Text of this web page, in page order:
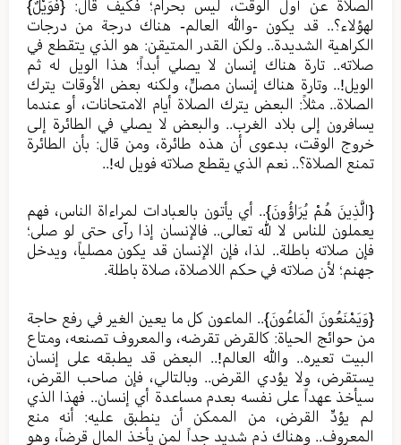
الصلاة عن أول الوقت، ليس بحرام؛ فكيف قال: {فَوَيْلٌ}
لهؤلاء؟.. قد يكون -والله العالم- هناك درجة من درجات
الكراهية الشديدة.. ولكن القدر المتيقن: هو الذي يتقطع في
صلاته.. تارة هناك إنسان لا يصلي أبداً؛ هذا الويل له ثم
الويل!.. وتارة هناك إنسان مصلٍّ، ولكنه بعض الأوقات يترك
الصلاة.. مثلاً: البعض يترك الصلاة أيام الامتحانات، أو عندما
يسافرون إلى بلاد الغرب.. والبعض لا يصلي في الطائرة إلى
خروج الوقت، بدعوى أن هذه طائرة، ومن قال: بأن الطائرة
تمنع الصلاة؟.. نعم الذي يقطع صلاته فويل له!..
{الَّذِينَ هُمْ يُرَاؤُونَ}.. أي يأتون بالعبادات لمراءاة الناس، فهم
يعملون للناس لا لله تعالى.. فالإنسان إذا رآى حتى لو صلى؛
فإن صلاته باطلة.. لذا، فإن الإنسان قد يكون مصلياً، ويدخل
جهنم؛ لأن صلاته في حكم اللاصلاة، صلاة باطلة.
{وَيَمْنَعُونَ الْمَاعُونَ}.. الماعون كل ما يعين الغير في رفع حاجة
من حوائج الحياة: كالقرض تقرضه، والمعروف تصنعه، ومتاع
البيت تعيره.. والله العالم!.. البعض قد يطبقه على إنسان
يستقرض، ولا يؤدي القرض.. وبالتالي، فإن صاحب القرض،
سيأخذ عهداً على نفسه بعدم مساعدة أي إنسان.. فهذا الذي
لم يؤدِّ القرض، من الممكن أن ينطبق عليه: أنه منع
المعروف.. وهناك ذم شديد جداً لمن يأخذ المال قرضاً، وهو